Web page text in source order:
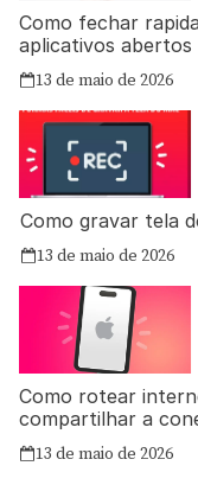
Como fechar
aplicativos abertos
13 de maio de 2026
Como gravar tela
13 de maio de 2026
Como rotear
compartilhar a
13 de maio de 2026